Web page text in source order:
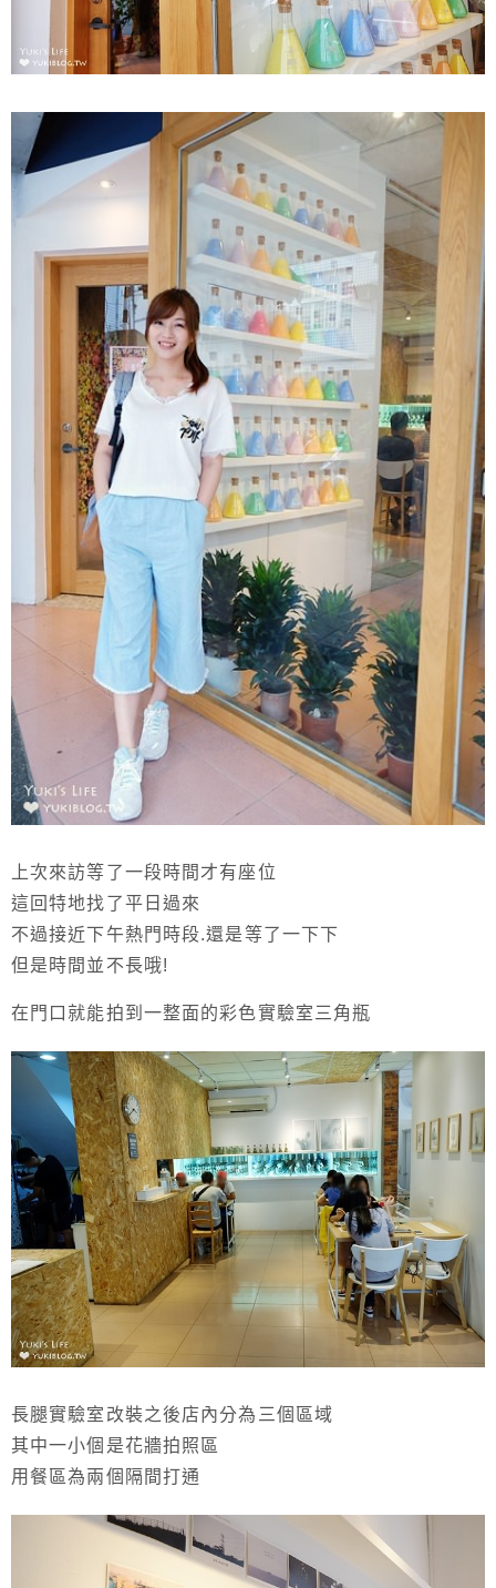
上次來訪等了一段時間才有座位
這回特地找了平日過來
不過接近下午熱門時段.還是等了一下下
但是時間並不長哦!
在門口就能拍到一整面的彩色實驗室三角瓶
長腿實驗室改裝之後店內分為三個區域
其中一小個是花牆拍照區
用餐區為兩個隔間打通